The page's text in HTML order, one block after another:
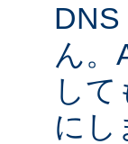
ん。
し
にし